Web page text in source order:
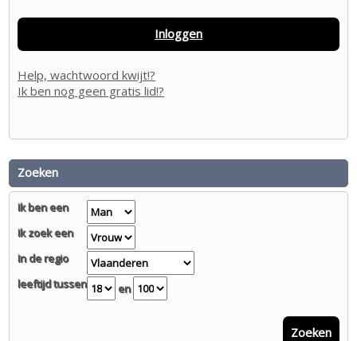
Inloggen
Help, wachtwoord kwijt!?
Ik ben nog geen gratis lid!?
Zoeken
Ik ben een
Ik zoek een
In de regio
leeftijd tussen
en
Zoeken